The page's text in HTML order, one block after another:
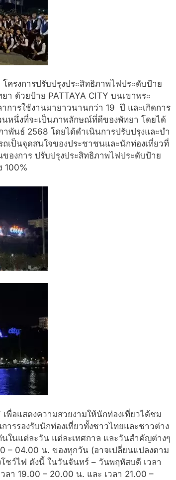
ครงการปรับปรุงประสิทธิภาพไฟประดับป้าย
า ด้วยป้าย PATTAYA CITY บนเขาพระ
การใช้งานมายาวนานกว่า 19 ปี และเกิดการ
หนึ่งที่จะเป็นภาพลักษณ์ที่ดีของพัทยา โดยได้
พันธ์ 2568 โดยได้ดำเนินการปรับปรุงและบำ
ถเป็นจุดสนใจของประชาชนและนักท่องเที่ยวที่
องการ ปรับปรุงประสิทธิภาพไฟประดับป้าย
100%
เพื่อแสดงความสวยงามให้นักท่องเที่ยวได้ชม
ารรองรับนักท่องเที่ยวทั้งชาวไทยและชาวต่าง
ในแต่ละวัน แต่ละเทศกาล และวันสำคัญต่างๆ
– 04.00 น. ของทุกวัน (อาจเปลี่ยนแปลงตาม
ชว์ไฟ ดังนี้ ในวันจันทร์ – วันพฤหัสบดี เวลา
า 19.00 – 20.00 น. และ เวลา 21.00 –